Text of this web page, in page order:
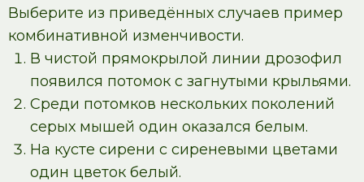
Выберите из приведённых случаев пример
комбинативной изменчивости.
В чистой прямокрылой линии дрозофил
появился потомок с загнутыми крыльями.
Среди потомков нескольких поколений
серых мышей один оказался белым.
На кусте сирени с сиреневыми цветами
один цветок белый.